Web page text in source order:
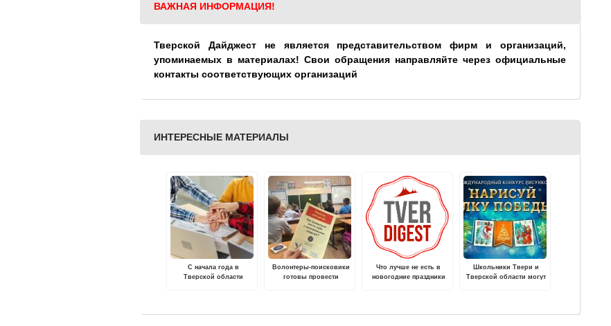
ВАЖНАЯ ИНФОРМАЦИЯ!
Тверской Дайджест не является представительством фирм и организаций,
упоминаемых в материалах! Свои обращения направляйте через официальные
контакты соответствующих организаций
ИНТЕРЕСНЫЕ МАТЕРИАЛЫ
С начала года в
Тверской области
Волонтеры-поисковики
готовы провести
области
Что лучше не есть в
новогодние праздники
Школьники Твери и
Тверской области могут
открыток